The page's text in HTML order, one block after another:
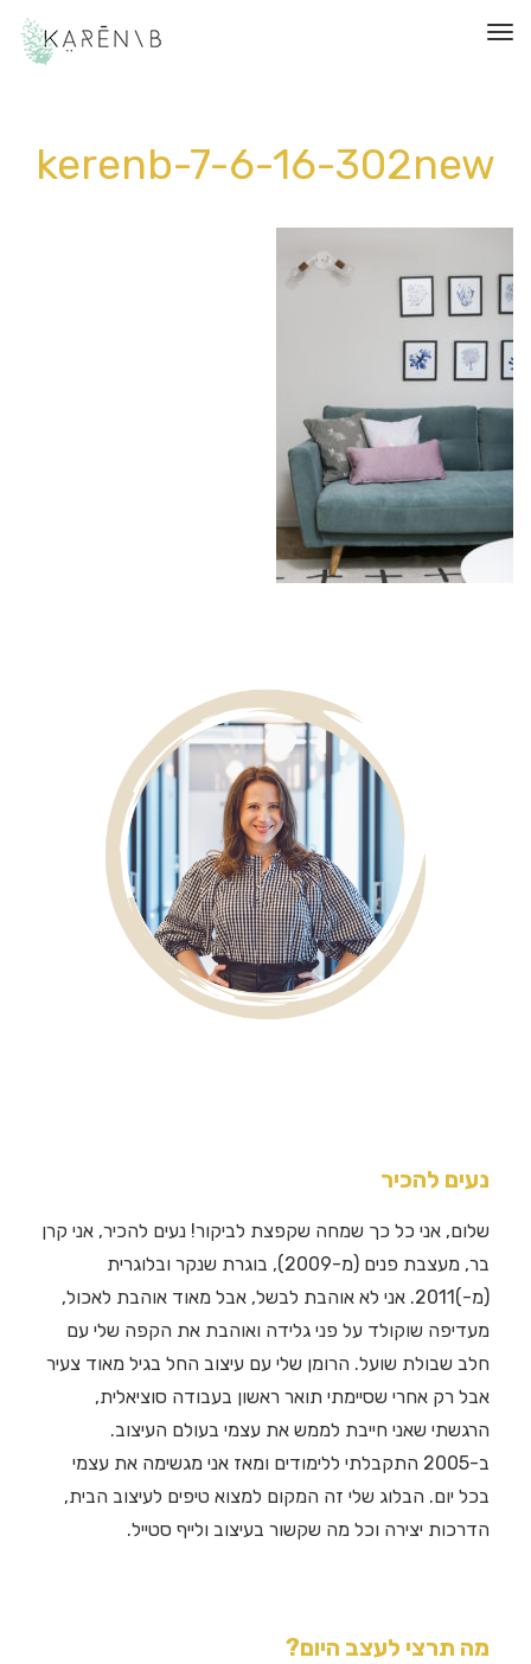
תפריט
kerenb-7-6-16-302new
נעים להכיר
שלום, אני כל כך שמחה שקפצת לביקור! נעים להכיר, אני קרן
בר, מעצבת פנים (מ-2009), בוגרת שנקר ובלוגרית
(מ-)2011. אני לא אוהבת לבשל, אבל מאוד אוהבת לאכול,
מעדיפה שוקולד על פני גלידה ואוהבת את הקפה שלי עם
חלב שבולת שועל. הרומן שלי עם עיצוב החל בגיל מאוד צעיר
אבל רק אחרי שסיימתי תואר ראשון בעבודה סוציאלית,
הרגשתי שאני חייבת לממש את עצמי בעולם העיצוב.
ב-2005 התקבלתי ללימודים ומאז אני מגשימה את עצמי
בכל יום. הבלוג שלי זה המקום למצוא טיפים לעיצוב הבית,
הדרכות יצירה וכל מה שקשור בעיצוב ולייף סטייל.
מה תרצי לעצב היום?